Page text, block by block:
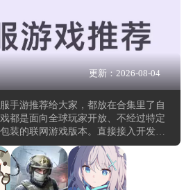
更新：2026-08-04
手游推荐给大家，都放在合集里了自
都是面向全球玩家开放、不经过特定
装的联网游戏版本。直接接入开发商
上的服务器，与不同语言、不同时区
、同一个排行榜和同一个交易市场。
，需要自行选择服务器节点的登录界
日文的主菜单。国际服通常是最先获